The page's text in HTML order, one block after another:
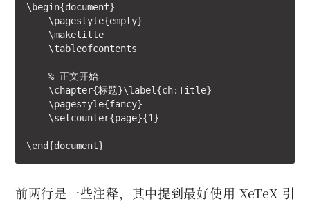
\begin{document}
    \pagestyle{empty}
    \maketitle
    \tableofcontents
    % 正文开始
    \chapter{标题}\label{ch:Title}
    \pagestyle{fancy}
    \setcounter{page}{1}
\end{document}
前两行是一些注释，其中提到最好使用 XeTeX 引